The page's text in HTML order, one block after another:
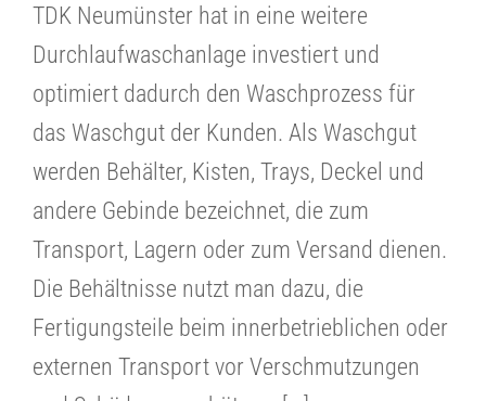
TDK Neumünster hat in eine weitere
Durchlaufwaschanlage investiert und
optimiert dadurch den Waschprozess für
das Waschgut der Kunden. Als Waschgut
werden Behälter, Kisten, Trays, Deckel und
andere Gebinde bezeichnet, die zum
Transport, Lagern oder zum Versand dienen.
Die Behältnisse nutzt man dazu, die
Fertigungsteile beim innerbetrieblichen oder
externen Transport vor Verschmutzungen